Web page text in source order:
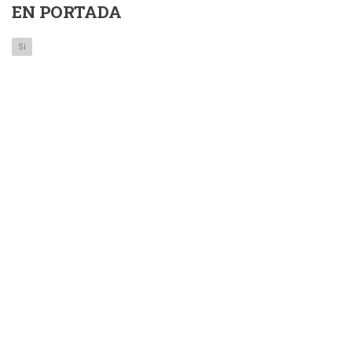
EN PORTADA
Si